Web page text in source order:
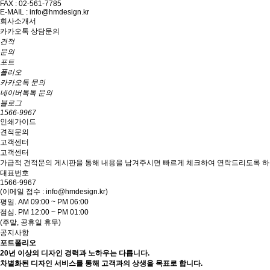
FAX : 02-561-7785
E-MAIL : info@hmdesign.kr
회사소개서
카카오톡 상담문의
견적
문의
포트
폴리오
카카오톡 문의
네이버톡톡 문의
블로그
1566-9967
인쇄가이드
견적문의
고객센터
고객센터
가급적 견적문의 게시판을 통해 내용을 남겨주시면 빠르게 체크하여 연락드리도록
대표번호
1566-9967
(이메일 접수 : info@hmdesign.kr)
평일. AM 09:00 ~ PM 06:00
점심. PM 12:00 ~ PM 01:00
(주말, 공휴일 휴무)
공지사항
포트폴리오
20년 이상의 디자인 경력과 노하우는 다릅니다.
차별화된 디자인 서비스를 통해 고객과의 상생을 목표로 합니다.